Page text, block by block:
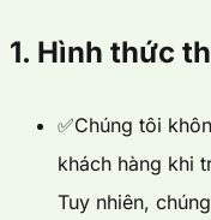
1. Hình thức
✅Chúng tôi
khách hàng khi
Tuy nhiên,